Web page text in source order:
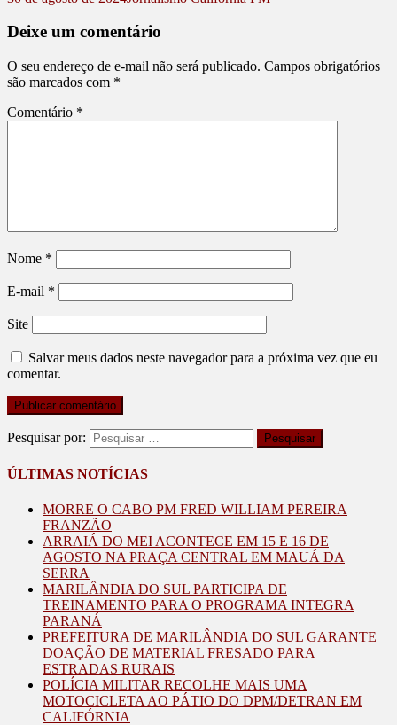
Deixe um comentário
O seu endereço de e-mail não será publicado. Campos obrigatórios
são marcados com *
Comentário *
Nome *
E-mail *
Site
Salvar meus dados neste navegador para a próxima vez que eu
comentar.
Pesquisar por:
ÚLTIMAS NOTÍCIAS
MORRE O CABO PM FRED WILLIAM PEREIRA
FRANZÃO
ARRAIÁ DO MEI ACONTECE EM 15 E 16 DE
AGOSTO NA PRAÇA CENTRAL EM MAUÁ DA
SERRA
MARILÂNDIA DO SUL PARTICIPA DE
TREINAMENTO PARA O PROGRAMA INTEGRA
PARANÁ
PREFEITURA DE MARILÂNDIA DO SUL GARANTE
DOAÇÃO DE MATERIAL FRESADO PARA
ESTRADAS RURAIS
POLÍCIA MILITAR RECOLHE MAIS UMA
MOTOCICLETA AO PÁTIO DO DPM/DETRAN EM
CALIFÓRNIA